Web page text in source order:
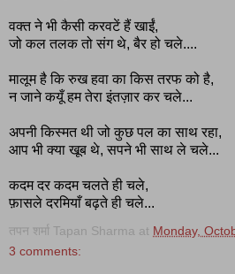
वक्त ने भी कैसी करवटें हैं खाईं,
जो कल तलक तो संग थे, बैर हो चले....
मालूम है कि रुख हवा का किस तरफ को है,
न जाने कयूँ हम तेरा इंतज़ार कर चले...
अपनी किस्मत थी जो कुछ पल का साथ रहा,
आप भी क्या खूब थे, सपने भी साथ ले चले...
कदम दर कदम चलते ही चले,
फ़ासले दरमियाँ बढ़ते ही चले...
तपन शर्मा Tapan Sharma at Monday,
3 comments: